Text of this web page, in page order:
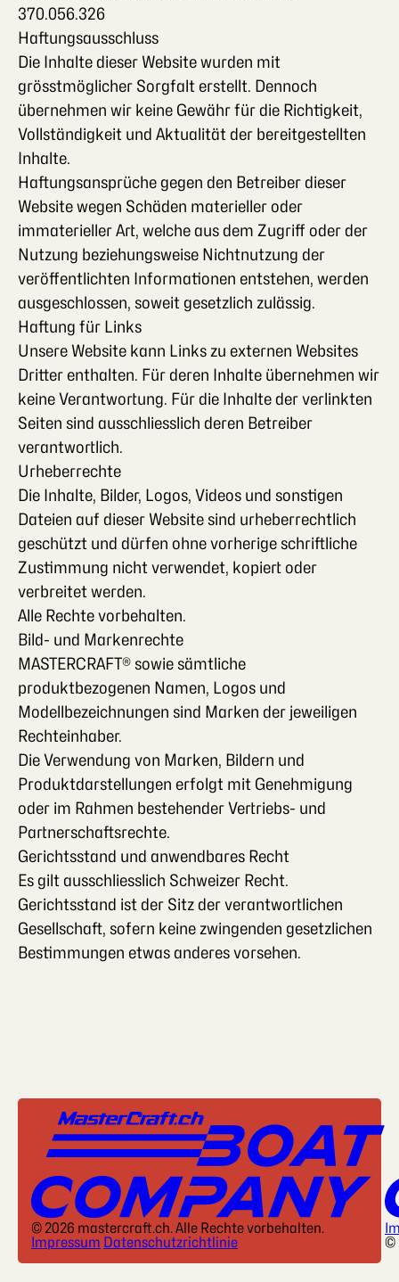
370.056.326
Haftungsausschluss
Die Inhalte dieser Website wurden mit
grösstmöglicher Sorgfalt erstellt. Dennoch
übernehmen wir keine Gewähr für die Richtigkeit,
Vollständigkeit und Aktualität der bereitgestellten
Inhalte.
Haftungsansprüche gegen den Betreiber dieser
Website wegen Schäden materieller oder
immaterieller Art, welche aus dem Zugriff oder der
Nutzung beziehungsweise Nichtnutzung der
veröffentlichten Informationen entstehen, werden
ausgeschlossen, soweit gesetzlich zulässig.
Haftung für Links
Unsere Website kann Links zu externen Websites
Dritter enthalten. Für deren Inhalte übernehmen wir
keine Verantwortung. Für die Inhalte der verlinkten
Seiten sind ausschliesslich deren Betreiber
verantwortlich.
Urheberrechte
Die Inhalte, Bilder, Logos, Videos und sonstigen
Dateien auf dieser Website sind urheberrechtlich
geschützt und dürfen ohne vorherige schriftliche
Zustimmung nicht verwendet, kopiert oder
verbreitet werden.
Alle Rechte vorbehalten.
Bild- und Markenrechte
MASTERCRAFT® sowie sämtliche
produktbezogenen Namen, Logos und
Modellbezeichnungen sind Marken der jeweiligen
Rechteinhaber.
Die Verwendung von Marken, Bildern und
Produktdarstellungen erfolgt mit Genehmigung
oder im Rahmen bestehender Vertriebs- und
Partnerschaftsrechte.
Gerichtsstand und anwendbares Recht
Es gilt ausschliesslich Schweizer Recht.
Gerichtsstand ist der Sitz der verantwortlichen
Gesellschaft, sofern keine zwingenden gesetzlichen
Bestimmungen etwas anderes vorsehen.
© 2026 mastercraft.ch. Alle Rechte vorbehalten.
Impressum Datenschutzrichtlinie
©